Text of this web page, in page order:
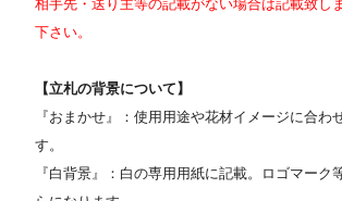
相手先・送り主等の記載がない場合は記載致し
下さい。
【立札の背景について】
『おまかせ』：使用用途や花材イメージに合わ
す。
『白背景』：白の専用用紙に記載。ロゴマーク